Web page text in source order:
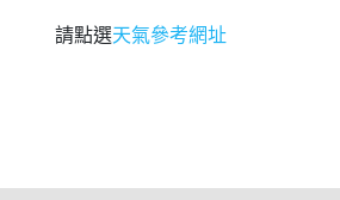
請點選天氣參考網址